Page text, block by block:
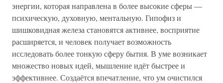
энергии, которая направлена в более высокие сферы —
психическую, духовную, ментальную. Гипофиз и
шишковидная железа становятся активнее, восприятие
расширяется, и человек получает возможность
исследовать более тонкую сферу бытия. В уме возникает
множество новых идей, мышление идёт быстрее и
эффективнее. Создаётся впечатление, что ум очистился